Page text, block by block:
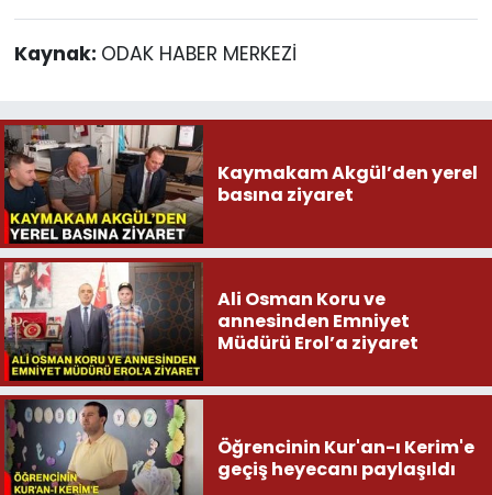
Kaynak: ODAK HABER MERKEZİ
Kaymakam Akgül’den yerel
basına ziyaret
Ali Osman Koru ve
annesinden Emniyet
Müdürü Erol’a ziyaret
Öğrencinin Kur'an-ı Kerim'e
geçiş heyecanı paylaşıldı